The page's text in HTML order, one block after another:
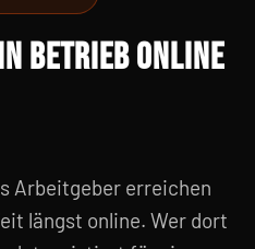
BETRIEB ONLINE
Arbeitgeber erreichen
längst online. Wer dort